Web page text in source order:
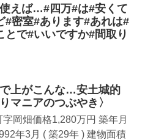
えば…#四万#は#安くて
#密室#あります#あれは#
とで#いいですか#間取り
上がこんな…安土城的
マニアのつぶやき〉
岡畑価格1,280万円 築年月
年3月 ( 築29年 ) 建物面積